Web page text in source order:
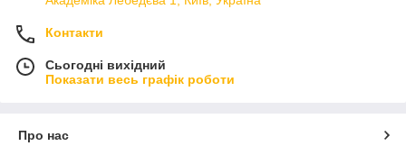
Контакти
Сьогодні вихідний
Показати весь графік роботи
Про нас